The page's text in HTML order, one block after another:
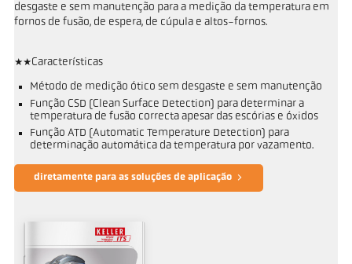
desgaste e sem manutenção para a medição da temperatura em
fornos de fusão, de espera, de cúpula e altos-fornos.
**Características
Método de medição ótico sem desgaste e sem manutenção
Função CSD (Clean Surface Detection) para determinar a
temperatura de fusão correcta apesar das escórias e óxidos
Função ATD (Automatic Temperature Detection) para
determinação automática da temperatura por vazamento.
diretamente para as soluções de aplicação